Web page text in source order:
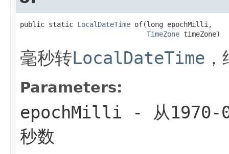
public static LocalDateTime of(long epochMilli,
TimeZone timeZone)
毫秒转LocalDateTime
Parameters:
epochMilli - 从1970-
秒数